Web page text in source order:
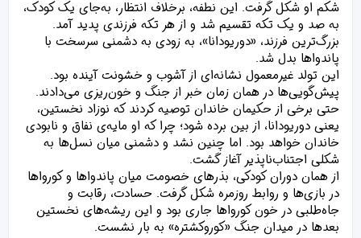
شکم او شکل گرفت. این نطفه، برخلاف انتظار، به‌جای یک کودک،
به صد و یک تکه تقسیم شد و از هر تکه فرزندی پدید آمد.
بزرگ‌ترین فرزند، «دوریودانا»، به زودی به دشمنی سرسخت با
پاندواها بدل شد.
این تولد غیرمعمول نشانه‌ای از آشوب و خشونت آینده بود.
پیش‌گویی‌ها در همان زمان خبر از جنگ و خون‌ریزی می‌دادند.
حتی برخی از حکیمان خاندان توصیه کردند که نوزاد نخستین،
یعنی دوریودانا، از بین برده شود؛ چرا که او مایه‌ی نفاق و نابودی
خاندان خواهد بود. اما چنین نشد و دشمنی میان نسل‌ها به
شکلی اجتناب‌ناپذیر آغاز گشت.
از همان دوران کودکی، بذرهای خصومت میان پاندواها و کورواها
در بازی‌ها و روابط روزمره شکل گرفت. حسادت، رقابت و
جاه‌طلبی در خون کورواها جاری بود و این ریشه‌های نخستین
بعدها در میدان جنگ «کوروکشتره» به بار نشست.